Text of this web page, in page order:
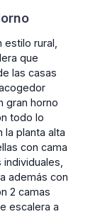
estilo rural,
que
las casas
gran horno
todo lo
la planta alta
con cama
además con
2 camas
escalera a